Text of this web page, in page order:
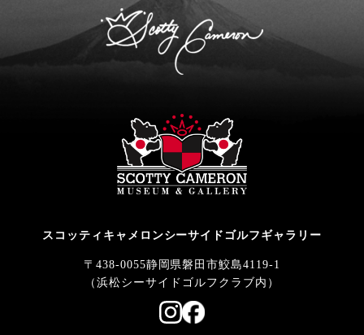
スコッティキャメロンシーサイドゴルフギャラリー
〒438-0055静岡県磐田市鮫島4119-1
（浜松シーサイドゴルフクラブ内）